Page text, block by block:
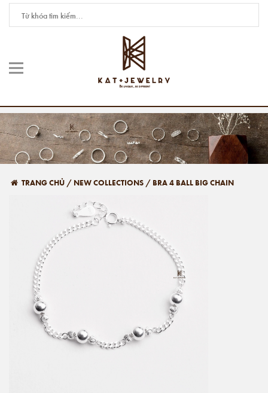
TRANG CHỦ / NEW COLLECTIONS / BRA 4 BALL BIG CHAIN